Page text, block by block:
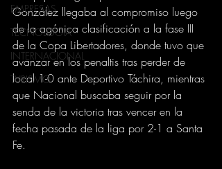
EMPRESAS
TECNOLOGIA
INTERNACIONAL
TURISMO
González llegaba al compromiso luego
de la agónica clasificación a la fase III
de la Copa Libertadores, donde tuvo que
avanzar en los penaltis tras perder de
local 1-0 ante Deportivo Táchira, mientras
que Nacional buscaba seguir por la
senda de la victoria tras vencer en la
fecha pasada de la liga por 2-1 a Santa
Fe.